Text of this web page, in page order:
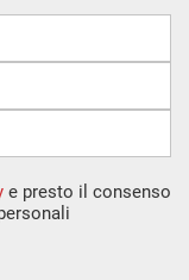
e presto il consenso